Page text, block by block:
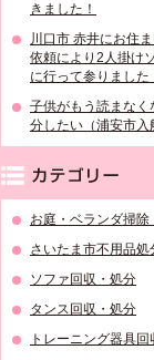
きました！
川口市 赤井にお住
依頼により2人掛け
に行って参りました
子供がもう読まなく
分したい（浦安市入
お庭・ベランダ掃
さいたま市不用品処
ソファ回収・処分
タンス回収・処分
トレーニング器具